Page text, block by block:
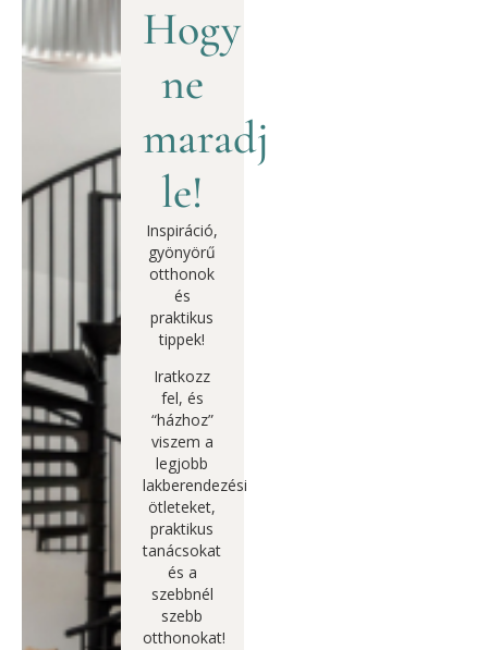
Hogy
ne
maradj
le!
Inspiráció,
gyönyörű
otthonok
és
praktikus
tippek!
Iratkozz
fel, és
“házhoz”
viszem a
legjobb
lakberendezési
ötleteket,
praktikus
tanácsokat
és a
szebbnél
szebb
otthonokat!